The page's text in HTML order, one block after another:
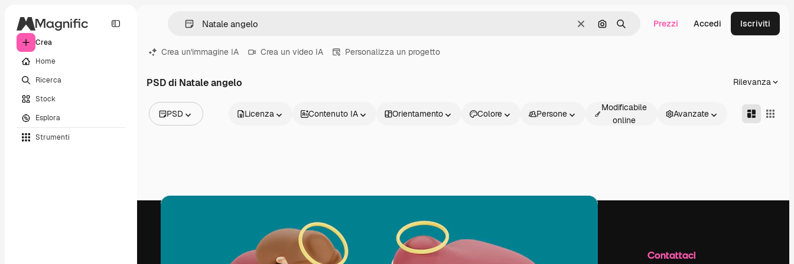
Crea
Home
Ricerca
Stock
Esplora
Strumenti
CancellaCerca per immagine
Ricerca Prezzi Accedi Iscriviti
Crea un'immagine IA Crea un video IA Personalizza un progetto
PSD di Natale angelo Rilevanza
PSD
Video
Licenza Contenuto IA Orientamento Colore Persone
Modificabile
online
Avanzate
Prodotti Contattaci